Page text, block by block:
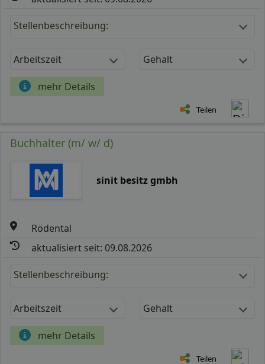
Stellenbeschreibung:
Arbeitszeit Gehalt
mehr Details
Teilen
Buchhalter (m/ w/ d)
sinit besitz gmbh
Rödental
aktualisiert seit: 09.08.2026
Stellenbeschreibung:
Arbeitszeit Gehalt
mehr Details
Teilen